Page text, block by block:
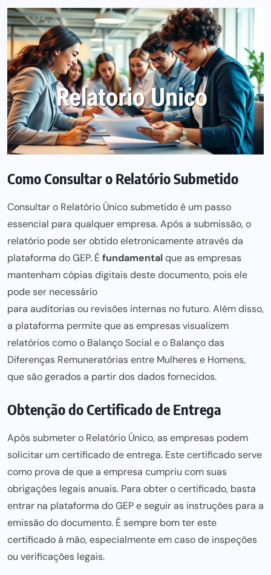
Como Consultar o Relatório Submetido
Consultar o Relatório Únicosubmetido é um passo
essencial para qualquer empresa. Após a submissão, o
relatório pode serobtido eletronicamente através da
plataforma do GEP. Éfundamentalque as empresas
mantenham cópias digitais deste documento, pois ele
pode ser necessário
para auditorias ou revisões internas no futuro. Além disso,
a plataforma permite que as empresas visualizem
relatórios como o Balanço Social e o Balanço das
Diferenças Remuneratórias entre Mulheres e Homens,
que são gerados a partir dos dados fornecidos.
Obtenção do Certificado de Entrega
Após submeter o Relatório Único, as empresas podem
solicitar um certificado de entrega. Este certificado serve
como prova de que a empresa cumpriu com suas
obrigações legais anuais. Para obter o certificado, basta
entrar na plataforma do GEP e seguir as instruções para a
emissão do documento. É sempre bom ter este
certificado à mão, especialmente em caso de inspeções
ou verificações legais.